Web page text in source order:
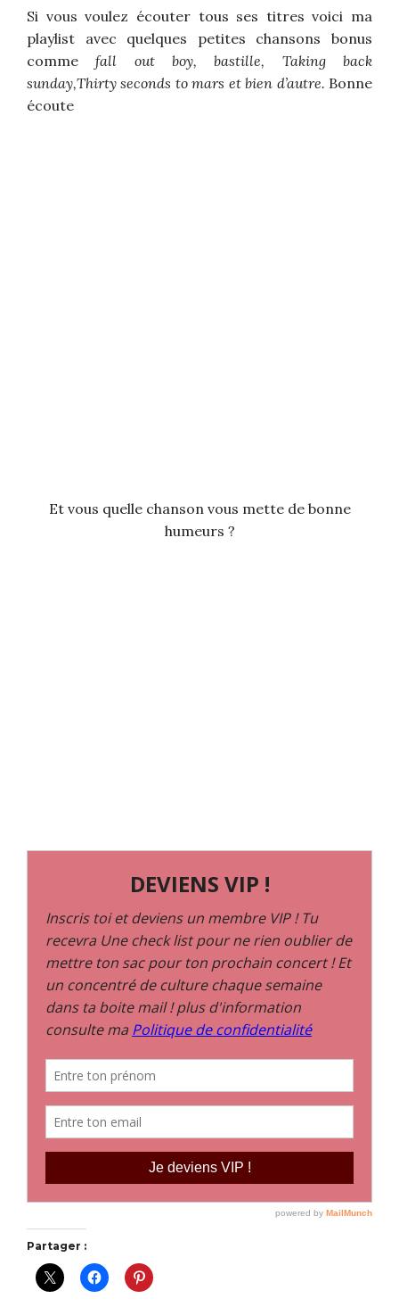
Si vous voulez écouter tous ses titres voici ma
playlist avec quelques petites chansons bonus
commefall out boy, bastille, Taking back
sunday,Thirty seconds to mars et bien d’autre. Bonne
écoute
Et vous quelle chanson vous mette de bonne
humeurs ?
Partager :